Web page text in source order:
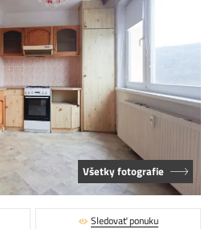
Všetky fotografie
Sledovať ponuku